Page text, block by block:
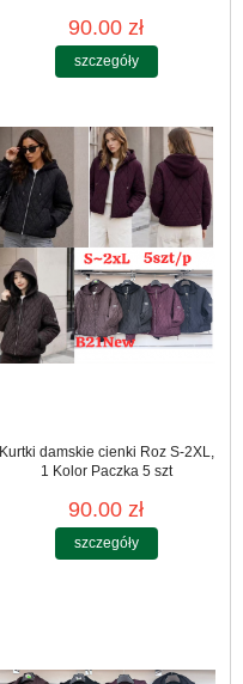
90.00 zł
szczegóły
Kurtki damskie cienki Roz S-2XL,
1 Kolor Paczka 5 szt
90.00 zł
szczegóły